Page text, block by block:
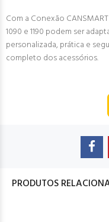
Com a Conexão
1090 e 1190 podem ser
personalizada, prática e
completo dos acessórios.
PRODUTOS